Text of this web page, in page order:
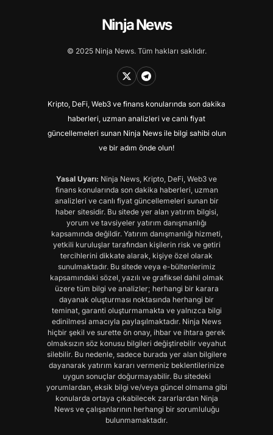
Ninja News
© 2025 Ninja News. Tüm hakları saklıdır.
Kripto, DeFi, Web3 ve finans konularında son dakika
haberleri, uzman analizleri ve canlı fiyat
güncellemeleri sunan Ninja News ile bilgi sahibi olun
ve bir adım önde olun!
Yasal Uyarı: Ninja News, Kripto, DeFi, Web3 ve
finans konularında son dakika haberleri, uzman
analizleri ve canlı fiyat güncellemeleri sunan bir
haber sitesidir. Bu sitede yer alan yatırım bilgisi,
yorum ve tavsiyeler yatırım danışmanlığı
kapsamında değildir. Yatırım danışmanlığı hizmeti,
yetkili kuruluşlar tarafından kişilerin risk ve getiri
tercihlerini dikkate alarak, kişiye özel olarak
sunulmaktadır. Bu sitede veya e-bültenlerimiz
kapsamındaki sözel, yazılı ve grafiksel dahil olmak
üzere tüm bilgi ve analizler; herhangi bir karara
dayanak oluşturması noktasında herhangi bir
teminat, garanti oluşturmamakta ve yalnızca bilgi
edinilmesi amacıyla paylaşılmaktadır. Ninja News
hiçbir şekil ve surette ön onay, ihbar ve ihtara gerek
olmaksızın söz konusu bilgileri değiştirebilir veyahut
silebilir. Bu nedenle, sadece burada yer alan bilgilere
dayanarak yatırım kararı vermeniz beklentilerinize
uygun sonuçlar doğurmayabilir. Bu sitedeki
yorumlardan, eksik bilgi ve/veya güncel olmama gibi
konularda ortaya çıkabilecek zararlardan Ninja
News ve çalışanlarının herhangi bir sorumluluğu
bulunmamaktadır.